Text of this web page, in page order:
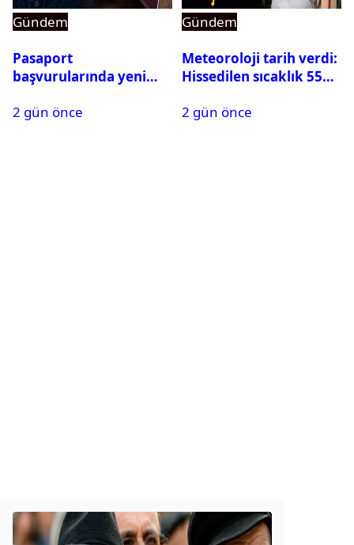
Gündem
Pasaport
başvurularında yeni
2 gün önce
Gündem
Meteoroloji tarih verdi:
Hissedilen sıcaklık 55
2 gün önce